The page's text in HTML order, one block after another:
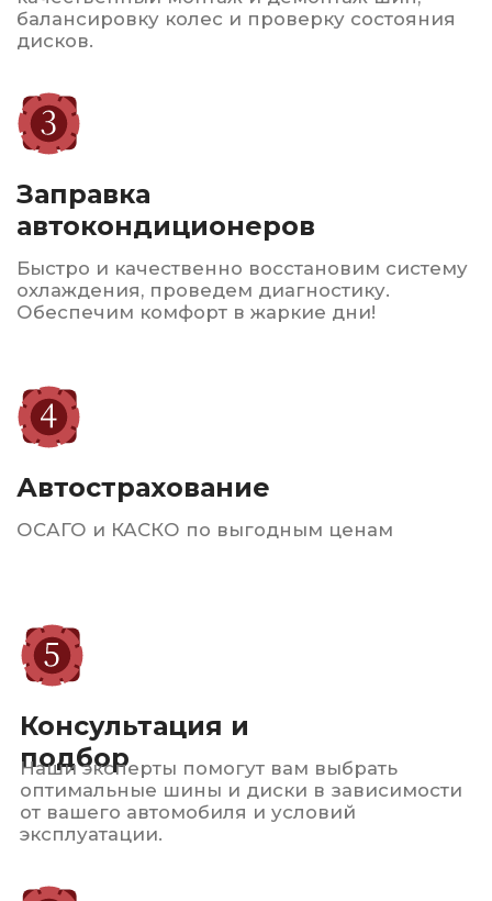
обслуживание
Гарантируем высокое качество
обслуживания, доступные цены
и индивидуальный подход
к каждому клиенту. Мы
стремимся обеспечить
безопасность и комфорт